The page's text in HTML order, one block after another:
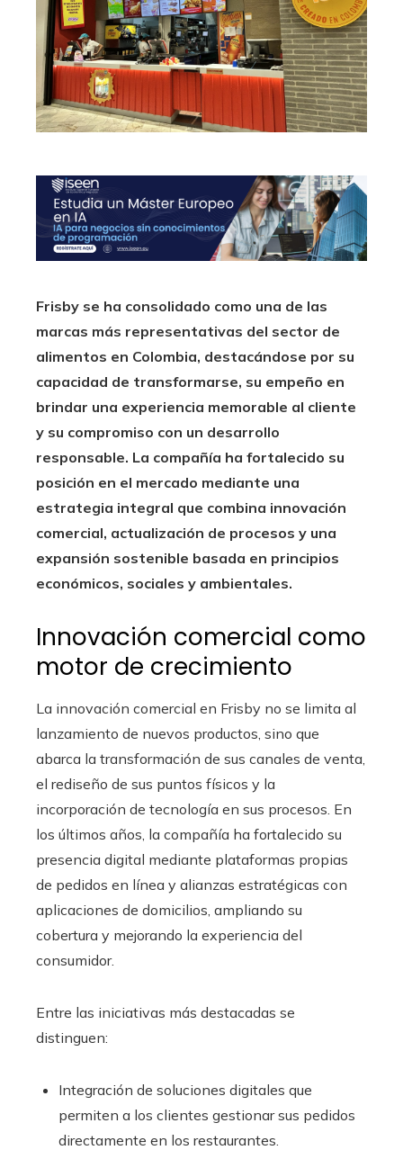
Frisby se ha consolidado como una de las
marcas más representativas del sector de
alimentos en Colombia, destacándose por su
capacidad de transformarse, su empeño en
brindar una experiencia memorable al cliente
y su compromiso con un desarrollo
responsable. La compañía ha fortalecido su
posición en el mercado mediante una
estrategia integral que combina innovación
comercial, actualización de procesos y una
expansión sostenible basada en principios
económicos, sociales y ambientales.
Innovación comercial como
motor de crecimiento
La innovación comercial en Frisby no se limita al
lanzamiento de nuevos productos, sino que
abarca la transformación de sus canales de venta,
el rediseño de sus puntos físicos y la
incorporación de tecnología en sus procesos. En
los últimos años, la compañía ha fortalecido su
presencia digital mediante plataformas propias
de pedidos en línea y alianzas estratégicas con
aplicaciones de domicilios, ampliando su
cobertura y mejorando la experiencia del
consumidor.
Entre las iniciativas más destacadas se
distinguen:
Integración de soluciones digitales que
permiten a los clientes gestionar sus pedidos
directamente en los restaurantes.